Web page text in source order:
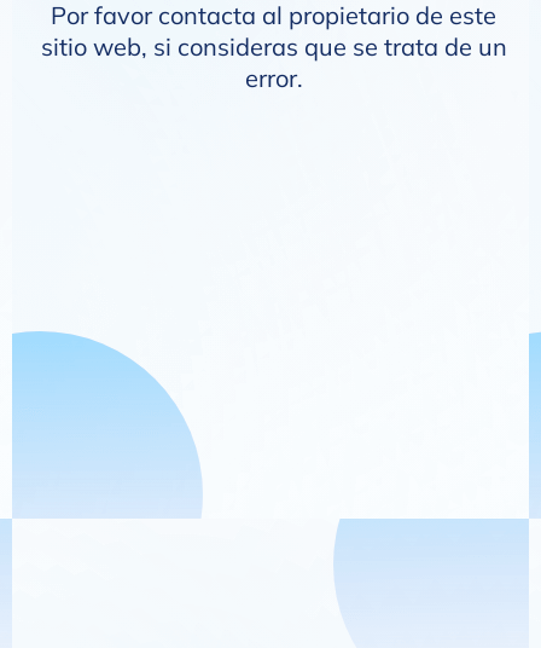
Por favor contacta al propietario de este
sitio web, si consideras que se trata de un
error.